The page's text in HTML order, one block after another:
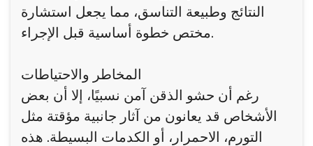
النتائج وطبيعة التناسق، مما يجعل استشارة
مختص خطوة أساسية قبل الإجراء.
المخاطر والاحتياطات
رغم أن حشو الذقن آمن نسبيًا، إلا أن بعض
الأشخاص قد يعانون من آثار جانبية مؤقتة مثل
التورم، الاحمرار، أو الكدمات البسيطة. هذه